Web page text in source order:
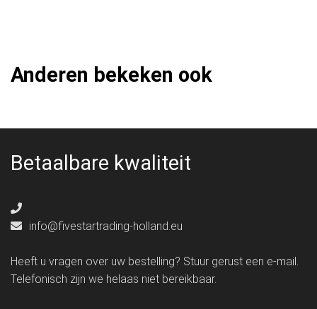
Anderen bekeken ook
Betaalbare kwaliteit
info@fivestartrading-holland.eu
Heeft u vragen over uw bestelling? Stuur gerust een e-mail.
Telefonisch zijn we helaas niet bereikbaar.